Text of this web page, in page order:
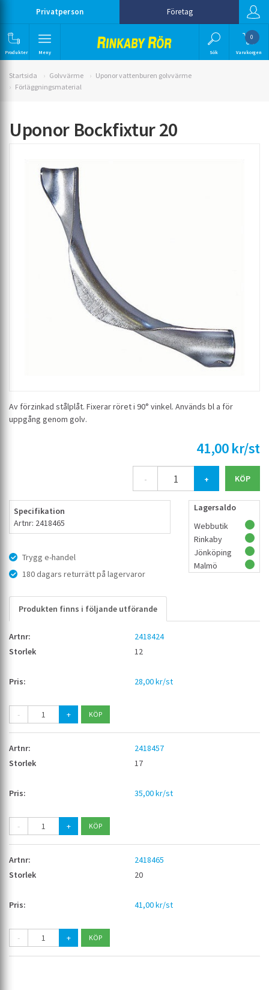
Privatperson Företag
Produkter Meny Sök
0
Varukorgen
Startsida Golvvärme
Uponor vattenburen golvvärme
Förläggningsmaterial
Uponor Bockfixtur 20
Av förzinkad stålplåt. Fixerar röret i 90° vinkel. Används bl a för
uppgång genom golv.
41,00 kr/st
- +
Specifikation
Artnr: 2418465
Trygg e-handel
180 dagars returrätt på lagervaror
Lagersaldo
Webbutik
Rinkaby
Jönköping
Malmö
Produkten finns i följande utförande
2418424
12
28,00 kr/st
- +
2418457
17
35,00 kr/st
- +
2418465
20
41,00 kr/st
- +